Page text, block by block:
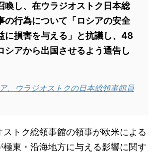
喚し、在ウラジオストク日本総
の行為について「ロシアの安全
に損害を与える」と抗議し、48
シアから出国させるよう通告し
、ウラジオストクの日本総領事館員
ストク総領事館の領事が欧米による
極東・沿海地方に与える影響に関す